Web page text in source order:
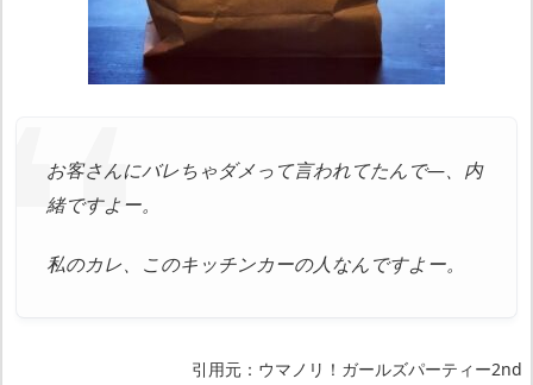
お客さんにバレちゃダメって言われてたんで―、内
緒ですよー。
私のカレ、このキッチンカーの人なんですよー。
引用元：ウマノリ！ガールズパーティー2nd